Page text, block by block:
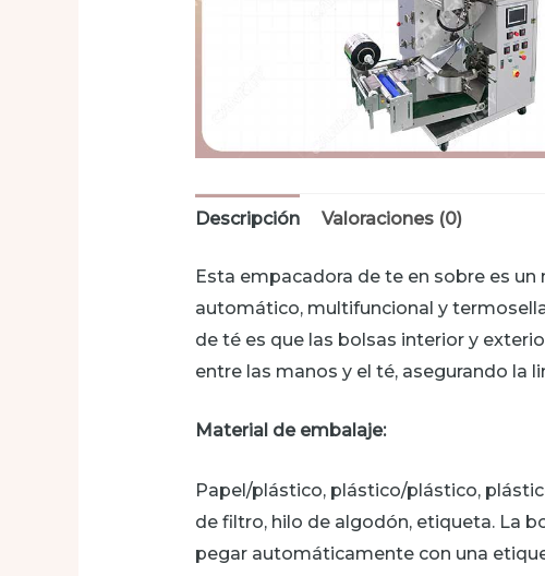
Descripción Valoraciones (0)
Esta empacadora de te en sobre es
automático, multifuncional y
de té es que las bolsas interior y
entre las manos y el té, asegurando la
Material de embalaje:
Papel/plástico, plástico/plástico,
de filtro, hilo de algodón, etiqueta. La
pegar automáticamente con una